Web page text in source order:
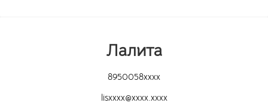
Лалита
8950058xxxx
lisxxxx@xxxx.xxxx